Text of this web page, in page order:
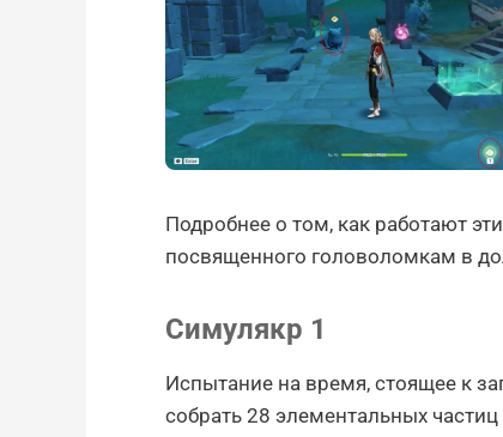
Подробнее о том, как работают
посвященного головоломкам в
Симулякр 1
Испытание на время, стоящее к
собрать 28 элементальных